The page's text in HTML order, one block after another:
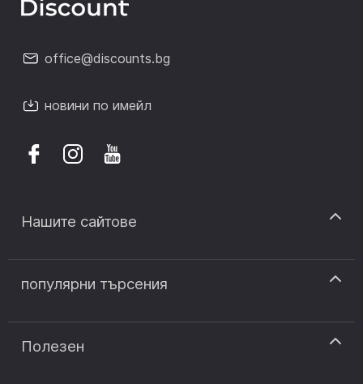
office@discounts.bg
новини по имейл
Нашите сайтове
discount.sk
discount.ro
популярни търсения
код за отстъпка answear
код за отстъпка modivo
Полезен